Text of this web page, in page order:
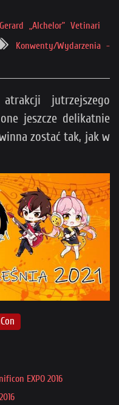
Gerard „Alchelor” Vetinari
Konwenty/Wydarzenia -
jutrzejszego
jeszcze delikatnie
zostać tak, jak w
EXPO 2016